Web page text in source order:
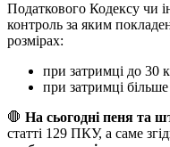
Податкового Кодексу чи
контроль за яким
розмірах:
при затримці до 30
при затримці
🛑 На сьогодні пеня та
статті 129 ПКУ, а саме